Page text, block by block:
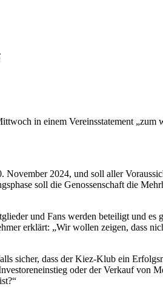
in einem Vereinsstatement „zum
2024, und soll aller
soll die Genossenschaft die
und Fans werden beteiligt und
erklärt: „Wir wollen zeigen, dass
sicher, dass der Kiez-Klub ein
oder der Verkauf von